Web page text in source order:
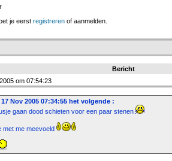
je eerst registreren of aanmelden.
Bericht
om 07:54:23
Nov 2005 07:34:55 het volgende :
gaan dood schieten voor een paar stenen
met me meevoeld